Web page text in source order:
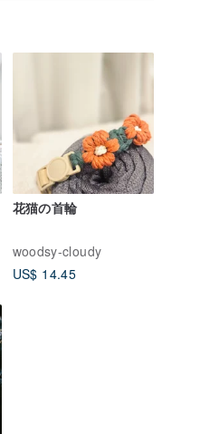
花猫の首輪
woodsy-cloudy
US$ 14.45